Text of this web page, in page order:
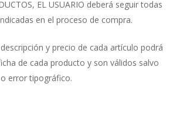
EL USUARIO deberá seguir todas
en el proceso de compra.
y precio de cada artículo podrá
de cada producto y son válidos salvo
error tipográfico.